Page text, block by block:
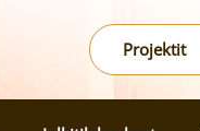
Projektit